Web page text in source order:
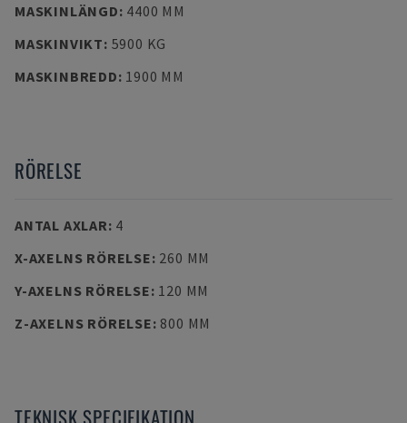
MASKINLÄNGD: 4400 MM
MASKINVIKT: 5900 KG
MASKINBREDD: 1900 MM
RÖRELSE
ANTAL AXLAR: 4
X-AXELNS RÖRELSE: 260 MM
Y-AXELNS RÖRELSE: 120 MM
Z-AXELNS RÖRELSE: 800 MM
TEKNISK SPECIFIKATION